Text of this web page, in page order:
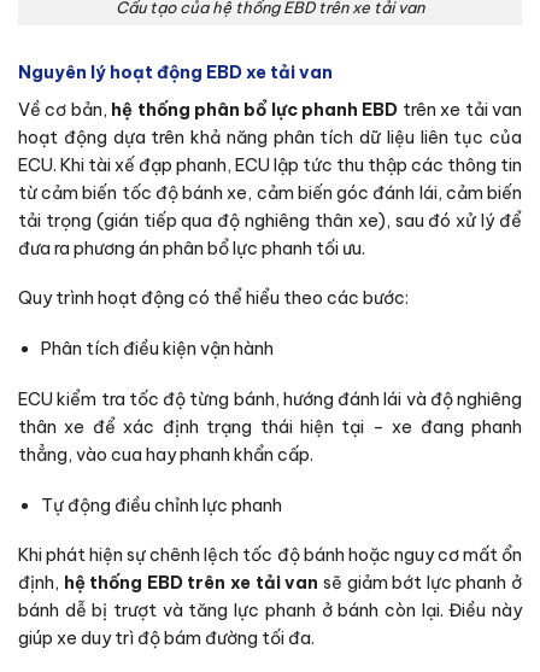
Cấu tạo của hệ thống EBD trên xe tải van
Nguyên lý hoạt động EBD xe tải van
Về cơ bản, hệ thống phân bổ lực phanh EBD trên xe tải van
hoạt động dựa trên khả năng phân tích dữ liệu liên tục của
ECU. Khi tài xế đạp phanh, ECU lập tức thu thập các thông tin
từ cảm biến tốc độ bánh xe, cảm biến góc đánh lái, cảm biến
tải trọng (gián tiếp qua độ nghiêng thân xe), sau đó xử lý để
đưa ra phương án phân bổ lực phanh tối ưu.
Quy trình hoạt động có thể hiểu theo các bước:
Phân tích điều kiện vận hành
ECU kiểm tra tốc độ từng bánh, hướng đánh lái và độ nghiêng
thân xe để xác định trạng thái hiện tại – xe đang phanh
thẳng, vào cua hay phanh khẩn cấp.
Tự động điều chỉnh lực phanh
Khi phát hiện sự chênh lệch tốc độ bánh hoặc nguy cơ mất ổn
định, hệ thống EBD trên xe tải van sẽ giảm bớt lực phanh ở
bánh dễ bị trượt và tăng lực phanh ở bánh còn lại. Điều này
giúp xe duy trì độ bám đường tối đa.